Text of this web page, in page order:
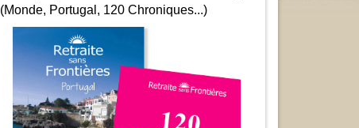
(Monde, Portugal, 120 Chroniques...)